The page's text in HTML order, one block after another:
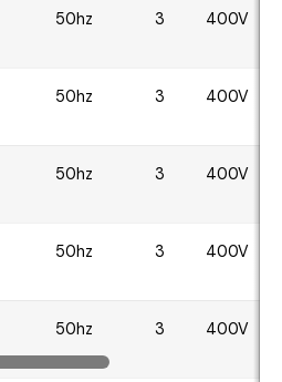
50hz 3 400V
50hz 3 400V
50hz 3 400V
50hz 3 400V
50hz 3 400V